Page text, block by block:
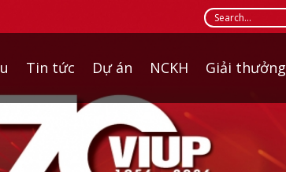
Tin tức Dự án NCKH Giải thưởng